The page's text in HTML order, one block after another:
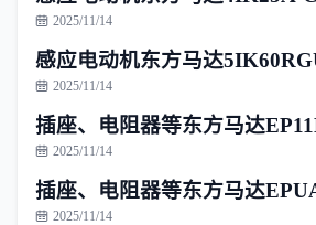
2025/11/14
感应电动机东方马达
2025/11/14
插座、电阻器等东方马达
2025/11/14
插座、电阻器等东方马达
2025/11/14